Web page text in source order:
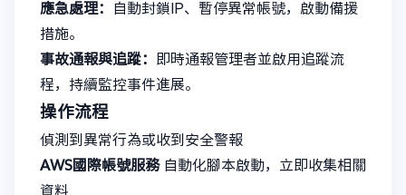
應急處理：
自動封鎖IP、暫停異常帳號，啟動備援
措施。
事故通報與追蹤：
即時通報管理者並啟用追蹤流
程，持續監控事件進展。
操作流程
偵測到異常行為或收到安全警報
AWS國際帳號服務自動化腳本啟動，立即收集相關
資料